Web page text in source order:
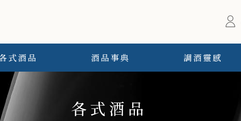
式酒品 酒品事典 調酒靈感
各式酒品